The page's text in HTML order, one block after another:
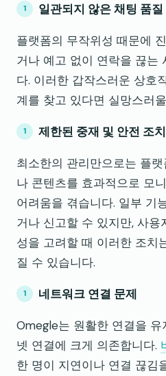
일관되지 않은 채팅 품질
플랫폼의 무작위성 때문에
거나 예고 없이 연락을 끊는
다. 이러한 갑작스러운 상호
계를 찾고 있다면 실망스러
제한된 중재 및 안전 조치
최소한의 관리만으로는 플
나 콘텐츠를 효과적으로 모
어려움을 겪습니다. 일부 기
거나 신고할 수 있지만, 사
성을 고려할 때 이러한 조치
질 수 있습니다.
네트워크 연결 문제
Omegle는 원활한 연결을
넷 연결에 크게 의존합니다.
한 명이 지연이나 연결 끊김